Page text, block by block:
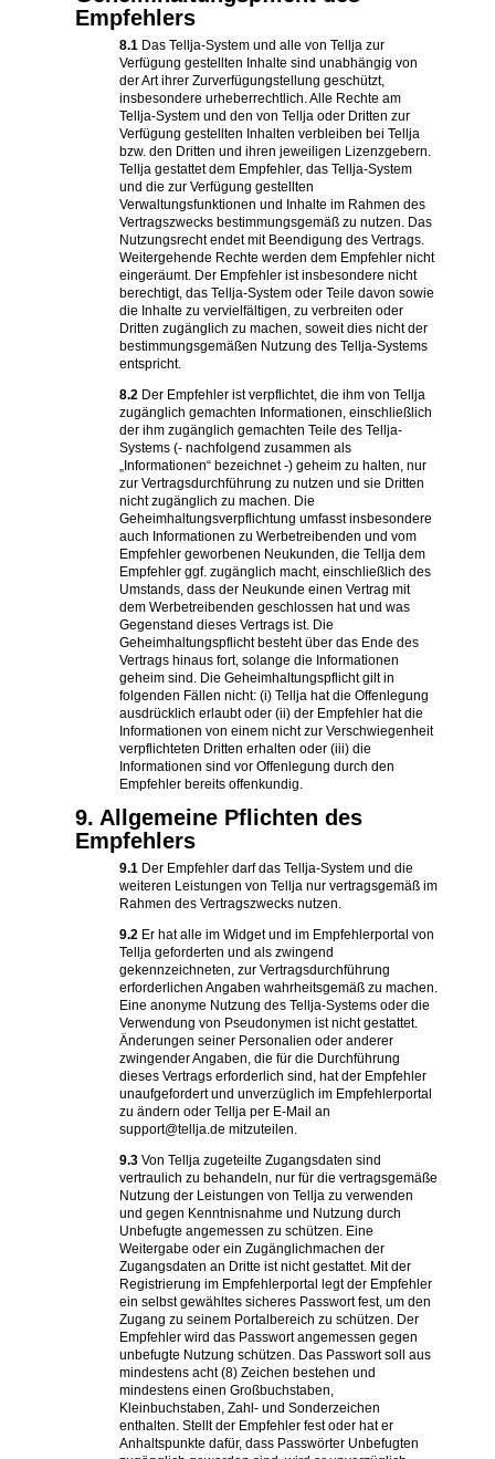
Empfehlers
8.1 Das Tellja-System und alle von Tellja zur
Verfügung gestellten Inhalte sind unabhängig von
der Art ihrer Zurverfügungstellung geschützt,
insbesondere urheberrechtlich. Alle Rechte am
Tellja-System und den von Tellja oder Dritten zur
Verfügung gestellten Inhalten verbleiben bei Tellja
bzw. den Dritten und ihren jeweiligen Lizenzgebern.
Tellja gestattet dem Empfehler, das Tellja-System
und die zur Verfügung gestellten
Verwaltungsfunktionen und Inhalte im Rahmen des
Vertragszwecks bestimmungsgemäß zu nutzen. Das
Nutzungsrecht endet mit Beendigung des Vertrags.
Weitergehende Rechte werden dem Empfehler nicht
eingeräumt. Der Empfehler ist insbesondere nicht
berechtigt, das Tellja-System oder Teile davon sowie
die Inhalte zu vervielfältigen, zu verbreiten oder
Dritten zugänglich zu machen, soweit dies nicht der
bestimmungsgemäßen Nutzung des Tellja-Systems
entspricht.
8.2 Der Empfehler ist verpflichtet, die ihm von Tellja
zugänglich gemachten Informationen, einschließlich
der ihm zugänglich gemachten Teile des Tellja-
Systems (- nachfolgend zusammen als
„Informationen“ bezeichnet -) geheim zu halten, nur
zur Vertragsdurchführung zu nutzen und sie Dritten
nicht zugänglich zu machen. Die
Geheimhaltungsverpflichtung umfasst insbesondere
auch Informationen zu Werbetreibenden und vom
Empfehler geworbenen Neukunden, die Tellja dem
Empfehler ggf. zugänglich macht, einschließlich des
Umstands, dass der Neukunde einen Vertrag mit
dem Werbetreibenden geschlossen hat und was
Gegenstand dieses Vertrags ist. Die
Geheimhaltungspflicht besteht über das Ende des
Vertrags hinaus fort, solange die Informationen
geheim sind. Die Geheimhaltungspflicht gilt in
folgenden Fällen nicht: (i) Tellja hat die Offenlegung
ausdrücklich erlaubt oder (ii) der Empfehler hat die
Informationen von einem nicht zur Verschwiegenheit
verpflichteten Dritten erhalten oder (iii) die
Informationen sind vor Offenlegung durch den
Empfehler bereits offenkundig.
9. Allgemeine Pflichten des
Empfehlers
9.1 Der Empfehler darf das Tellja-System und die
weiteren Leistungen von Tellja nur vertragsgemäß im
Rahmen des Vertragszwecks nutzen.
9.2 Er hat alle im Widget und im Empfehlerportal von
Tellja geforderten und als zwingend
gekennzeichneten, zur Vertragsdurchführung
erforderlichen Angaben wahrheitsgemäß zu machen.
Eine anonyme Nutzung des Tellja-Systems oder die
Verwendung von Pseudonymen ist nicht gestattet.
Änderungen seiner Personalien oder anderer
zwingender Angaben, die für die Durchführung
dieses Vertrags erforderlich sind, hat der Empfehler
unaufgefordert und unverzüglich im Empfehlerportal
zu ändern oder Tellja per E-Mail an
support@tellja.de mitzuteilen.
9.3 Von Tellja zugeteilte Zugangsdaten sind
vertraulich zu behandeln, nur für die vertragsgemäße
Nutzung der Leistungen von Tellja zu verwenden
und gegen Kenntnisnahme und Nutzung durch
Unbefugte angemessen zu schützen. Eine
Weitergabe oder ein Zugänglichmachen der
Zugangsdaten an Dritte ist nicht gestattet. Mit der
Registrierung im Empfehlerportal legt der Empfehler
ein selbst gewähltes sicheres Passwort fest, um den
Zugang zu seinem Portalbereich zu schützen. Der
Empfehler wird das Passwort angemessen gegen
unbefugte Nutzung schützen. Das Passwort soll aus
mindestens acht (8) Zeichen bestehen und
mindestens einen Großbuchstaben,
Kleinbuchstaben, Zahl- und Sonderzeichen
enthalten. Stellt der Empfehler fest oder hat er
Anhaltspunkte dafür, dass Passwörter Unbefugten